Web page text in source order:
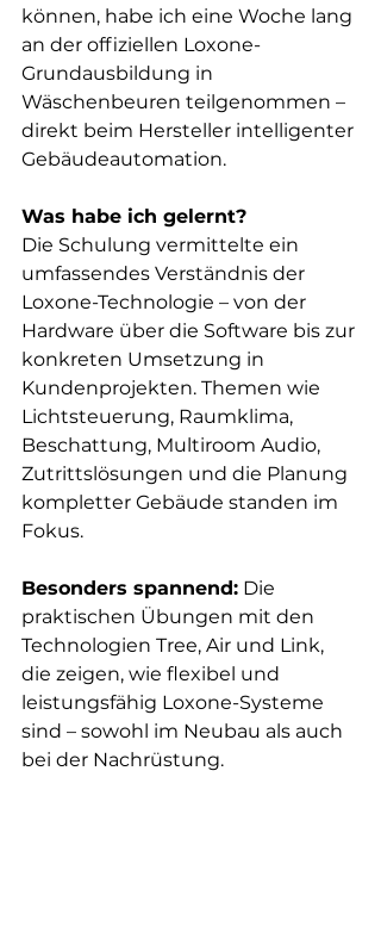
können, habe ich eine Woche lang
an der offiziellen Loxone-
Grundausbildung in
Wäschenbeuren teilgenommen –
direkt beim Hersteller intelligenter
Gebäudeautomation.
Was habe ich gelernt?
Die Schulung vermittelte ein
umfassendes Verständnis der
Loxone-Technologie – von der
Hardware über die Software bis zur
konkreten Umsetzung in
Kundenprojekten. Themen wie
Lichtsteuerung, Raumklima,
Beschattung, Multiroom Audio,
Zutrittslösungen und die Planung
kompletter Gebäude standen im
Fokus.
Besonders spannend: Die
praktischen Übungen mit den
Technologien Tree, Air und Link,
die zeigen, wie flexibel und
leistungsfähig Loxone-Systeme
sind – sowohl im Neubau als auch
bei der Nachrüstung.